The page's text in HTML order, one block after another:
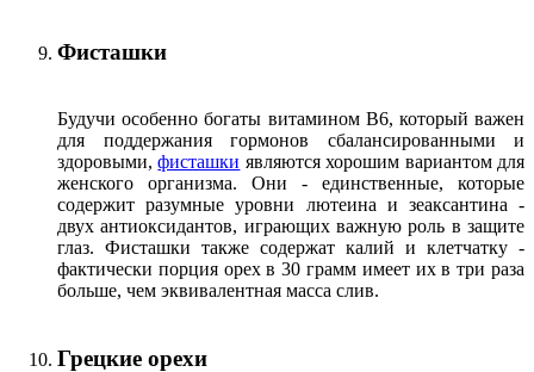
Фисташки
Будучи особенно богаты витамином B6, который важен
для поддержания гормонов сбалансированными и
здоровыми,фисташки являются хорошим вариантом для
женского организма. Они - единственные, которые
содержит разумные уровни лютеина и зеаксантина -
двух антиоксидантов, играющих важную роль в защите
глаз. Фисташки также содержат калий и клетчатку -
фактически порция орех в 30 грамм имеет их в три раза
больше, чем эквивалентная масса слив.
Грецкие орехи